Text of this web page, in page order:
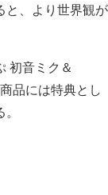
と、より世界観が
初音ミク＆
品には特典とし